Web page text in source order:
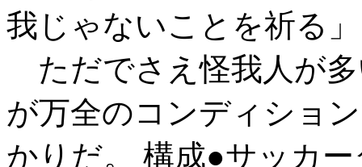
我じゃないことを祈る
ただでさえ怪我人が
が万全のコンディショ
かりだ。 構成●サッカ